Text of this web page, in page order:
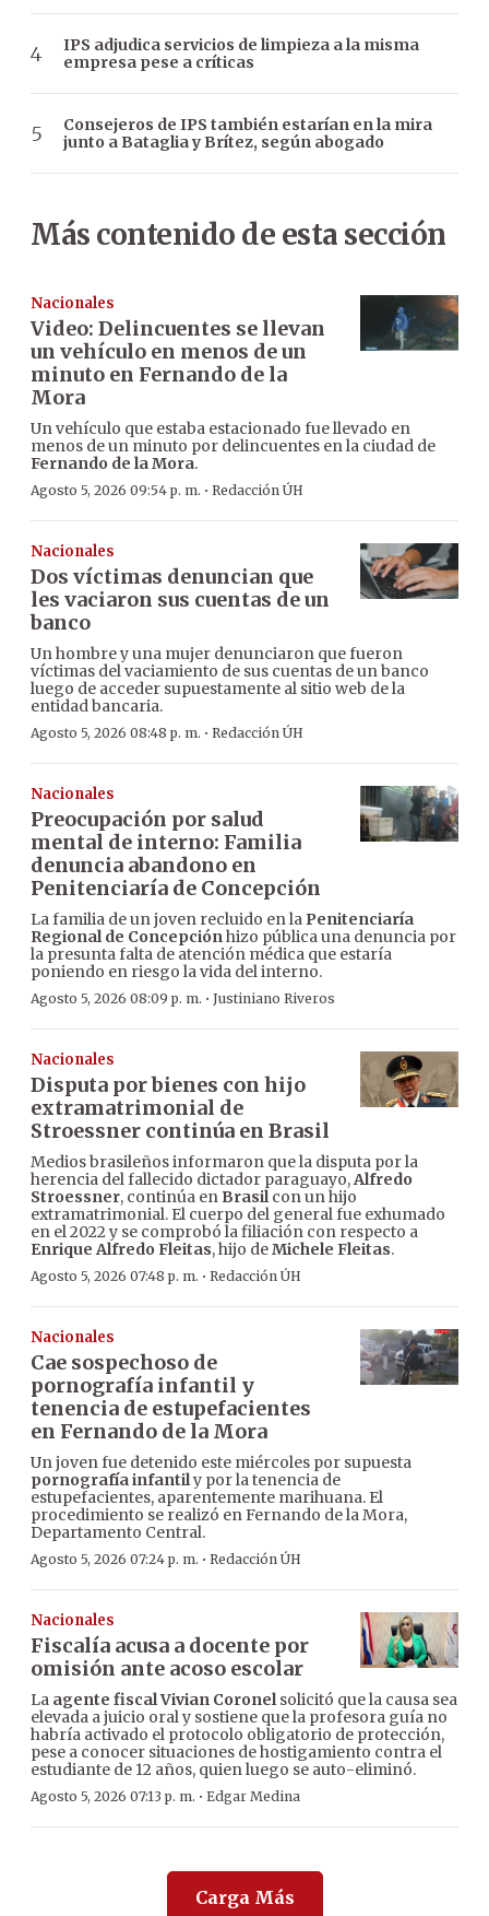
IPS adjudica servicios de limpieza a la misma
empresa pese a críticas
Consejeros de IPS también estarían en la mira
junto a Bataglia y Brítez, según abogado
Más contenido de esta sección
Nacionales
Video: Delincuentes se llevan
un vehículo en menos de un
minuto en Fernando de la
Mora
Un vehículo que estaba estacionado fue llevado en
menos de un minuto por delincuentes en la ciudad de
Fernando de la Mora.
Agosto 5, 2026 09:54 p. m. · Redacción ÚH
Nacionales
Dos víctimas denuncian que
les vaciaron sus cuentas de un
banco
Un hombre y una mujer denunciaron que fueron
víctimas del vaciamiento de sus cuentas de un banco
luego de acceder supuestamente al sitio web de la
entidad bancaria.
Agosto 5, 2026 08:48 p. m. · Redacción ÚH
Nacionales
Preocupación por salud
mental de interno: Familia
denuncia abandono en
Penitenciaría de Concepción
La familia de un joven recluido en la Penitenciaría
Regional de Concepciónhizo pública una denuncia por
la presunta falta de atención médica que estaría
poniendo en riesgo la vida del interno.
Agosto 5, 2026 08:09 p. m. · Justiniano Riveros
Nacionales
Disputa por bienes con hijo
extramatrimonial de
Stroessner continúa en Brasil
Medios brasileños informaron que la disputa por la
herencia del fallecido dictador paraguayo,Alfredo
Stroessner, continúa en Brasilcon un hijo
extramatrimonial. El cuerpo del general fue exhumado
en el 2022 y se comprobó la filiación con respecto a
Enrique Alfredo Fleitas, hijo deMichele Fleitas.
Agosto 5, 2026 07:48 p. m. · Redacción ÚH
Nacionales
Cae sospechoso de
pornografía infantil y
tenencia de estupefacientes
en Fernando de la Mora
Un joven fue detenido este miércoles por supuesta
pornografía infantily por la tenencia de
estupefacientes, aparentemente marihuana. El
procedimiento se realizó en Fernando de la Mora,
Departamento Central.
Agosto 5, 2026 07:24 p. m. · Redacción ÚH
Nacionales
Fiscalía acusa a docente por
omisión ante acoso escolar
La agente fiscal Vivian Coronelsolicitó que la causa sea
elevada a juicio oral y sostiene que la profesora guía no
habría activado el protocolo obligatorio de protección,
pese a conocer situaciones de hostigamiento contra el
estudiante de 12 años, quien luego se auto-eliminó.
Agosto 5, 2026 07:13 p. m. · Edgar Medina
Carga Más